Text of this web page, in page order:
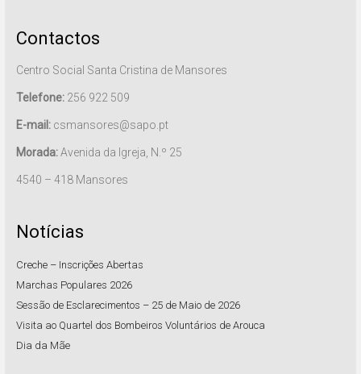
Contactos
Centro Social Santa Cristina de Mansores
Telefone:256 922 509
E-mail:csmansores@sapo.pt
Morada:Avenida da Igreja, N.º 25
4540 – 418 Mansores
Notícias
Creche – Inscrições Abertas
Marchas Populares 2026
Sessão de Esclarecimentos – 25 de Maio de 2026
Visita ao Quartel dos Bombeiros Voluntários de Arouca
Dia da Mãe